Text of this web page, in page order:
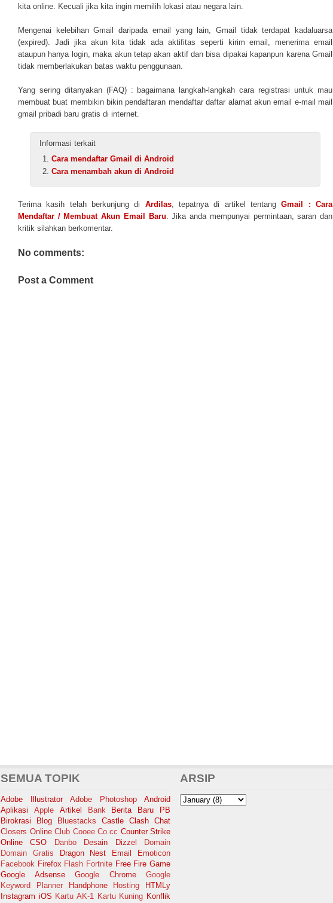
kita online. Kecuali jika kita ingin memilih lokasi atau negara lain.
Mengenai kelebihan Gmail daripada email yang lain, Gmail tidak terdapat kadaluarsa
(expired). Jadi jika akun kita tidak ada aktifitas seperti kirim email, menerima email
ataupun hanya login, maka akun tetap akan aktif dan bisa dipakai kapanpun karena Gmail
tidak memberlakukan batas waktu penggunaan.
Yang sering ditanyakan (FAQ) : bagaimana langkah-langkah cara registrasi untuk mau
membuat buat membikin bikin pendaftaran mendaftar daftar alamat akun email e-mail mail
gmail pribadi baru gratis di internet.
Informasi terkait
Cara mendaftar Gmail di Android
Cara menambah akun di Android
Terima kasih telah berkunjung di Ardilas, tepatnya di artikel tentangGmail : Cara
Mendaftar / Membuat Akun Email Baru . Jika anda mempunyai permintaan, saran dan
kritik silahkan berkomentar.
No comments:
Post a Comment
SEMUA TOPIK
Adobe Illustrator Adobe Photoshop
Android
Aplikasi
Apple Artikel Bank
Berita Baru PB
Birokrasi
Blog Bluestacks Castle Clash Chat
Closers Online Club Cooee Co.cc Counter Strike
Online
CSO Danbo Desain Dizzel
Domain
Domain Gratis
Dragon Nest Email
Emoticon
Facebook Firefox Flash Fortnite Free Fire Game
Google Adsense
Google Chrome
Google
Keyword Planner
Handphone Hosting
HTMLy
Instagram iOS Kartu AK-1 Kartu Kuning Konflik
ARSIP